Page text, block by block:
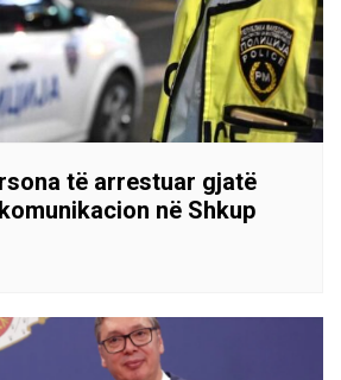
të arrestuar gjatë
në Shkup